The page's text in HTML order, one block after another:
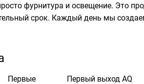
фурнитура и освещение. Это
срок. Каждый день мы
Первые
Первый выход AQ